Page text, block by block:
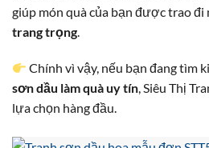
giúp món quà của bạn được trao đi
trang trọng
Chính vì vậy, nếu bạn đang tìm
sơn dầu làm quà uy tín, Siêu Thị
lựa chọn hàng đầu.